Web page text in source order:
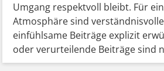
Umgang respektvoll bleibt. Für
Atmosphäre sind
einfühlsame Beiträge explizit
oder verurteilende Beiträge sind